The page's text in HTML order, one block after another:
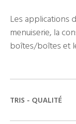
Les applications
menuiserie, la
boîtes/boîtes et
TRIS - QUALITÉ